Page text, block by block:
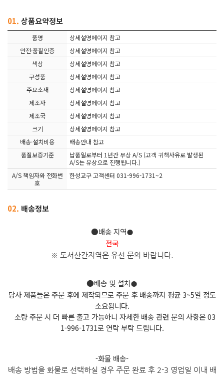
01. 상품요약정보
품명
상세설명페이지 참고
안전·품질인증
상세설명페이지 참고
색상
상세설명페이지 참고
구성품
상세설명페이지 참고
주요소재
상세설명페이지 참고
제조자
상세설명페이지 참고
제조국
상세설명페이지 참고
크기
상세설명페이지 참고
배송·설치비용
배송안내 참고
품질보증기준
납품일로부터 1년간 무상 A/S (고객 귀책사유로 발생된
A/S는 유상으로 진행됩니다.)
A/S 책임자와 전화번
호
한성교구 고객센터 031-996-1731~2
02. 배송정보
●배송 지역●
전국
※ 도서산간지역은 유선 문의 바랍니다.
●배송 및 설치●
당사 제품들은 주문 후에 제작되므로 주문 후 배송까지 평균 3~5일 정도
소요됩니다.
소량 주문 시 더 빠른 출고 가능하니 자세한 배송 관련 문의 사항은 03
1-996-1731로 연락 부탁 드립니다.
-화물 배송-
배송 방법을 화물로 선택하실 경우 주문 완료 후 2-3 영업일 이내 배